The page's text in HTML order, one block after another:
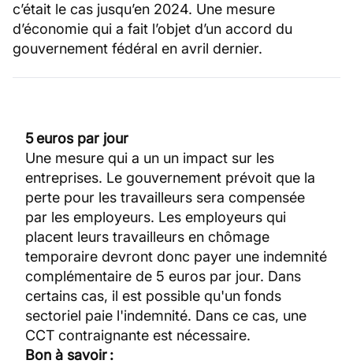
c’était le cas jusqu’en 2024. Une mesure
d’économie qui a fait l’objet d’un accord du
gouvernement fédéral en avril dernier.
5 euros par jour
Une mesure qui a un un impact sur les
entreprises. Le gouvernement prévoit que la
perte pour les travailleurs sera compensée
par les employeurs. Les employeurs qui
placent leurs travailleurs en chômage
temporaire devront donc payer une indemnité
complémentaire de 5 euros par jour. Dans
certains cas, il est possible qu'un fonds
sectoriel paie l'indemnité. Dans ce cas, une
CCT contraignante est nécessaire.
Bon à savoir :